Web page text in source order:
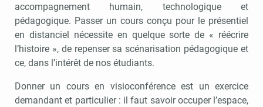
accompagnement humain, technologique et
pédagogique. Passer un cours conçu pour le présentiel
en distanciel nécessite en quelque sorte de « réécrire
l’histoire », de repenser sa scénarisation pédagogique et
ce, dans l’intérêt de nos étudiants.
Donner un cours en visioconférence est un exercice
demandant et particulier : il faut savoir occuper l’espace,